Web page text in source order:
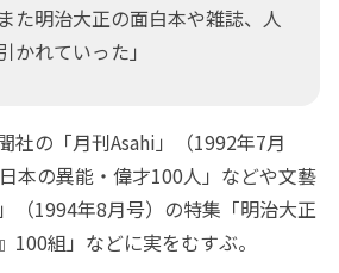
た明治大正の面白本や雑誌、人
かれていった」
社の「月刊Asahi」（1992年7月
本の異能・偉才100人」などや文藝
（1994年8月号）の特集「明治大正
100組」などに実をむすぶ。